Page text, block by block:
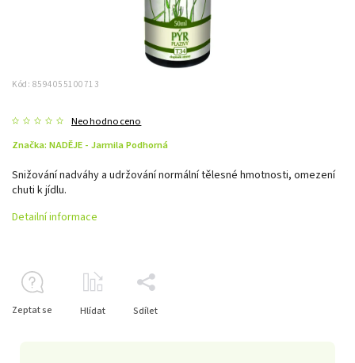
Kód: 8594055100713
Neohodnoceno
Značka: NADĚJE - Jarmila Podhorná
Snižování nadváhy a udržování normální tělesné hmotnosti, omezení
chuti k jídlu.
Detailní informace
Zeptat se Hlídat Sdílet